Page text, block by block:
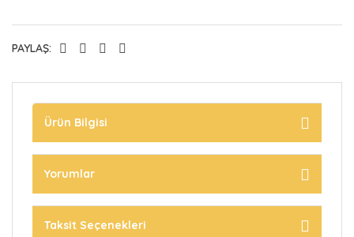
PAYLAŞ:
Ürün Bilgisi
Yorumlar
Taksit Seçenekleri